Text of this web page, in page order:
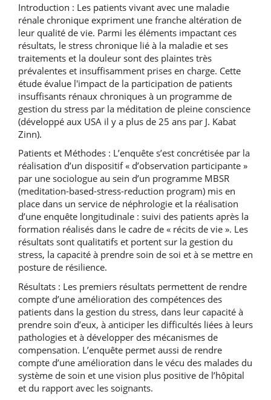
Introduction : Les patients vivant avec une maladie
rénale chronique expriment une franche altération de
leur qualité de vie. Parmi les éléments impactant ces
résultats, le stress chronique lié à la maladie et ses
traitements et la douleur sont des plaintes très
prévalentes et insuffisamment prises en charge. Cette
étude évalue l'impact de la participation de patients
insuffisants rénaux chroniques à un programme de
gestion du stress par la méditation de pleine conscience
(développé aux USA il y a plus de 25 ans par J. Kabat
Zinn).
Patients et Méthodes : L’enquête s’est concrétisée par la
réalisation d’un dispositif « d’observation participante »
par une sociologue au sein d’un programme MBSR
(meditation-based-stress-reduction program) mis en
place dans un service de néphrologie et la réalisation
d’une enquête longitudinale : suivi des patients après la
formation réalisés dans le cadre de « récits de vie ». Les
résultats sont qualitatifs et portent sur la gestion du
stress, la capacité à prendre soin de soi et à se mettre en
posture de résilience.
Résultats : Les premiers résultats permettent de rendre
compte d’une amélioration des compétences des
patients dans la gestion du stress, dans leur capacité à
prendre soin d’eux, à anticiper les difficultés liées à leurs
pathologies et à développer des mécanismes de
compensation. L’enquête permet aussi de rendre
compte d’une amélioration dans le vécu des malades du
système de soin et une vision plus positive de l’hôpital
et du rapport avec les soignants.